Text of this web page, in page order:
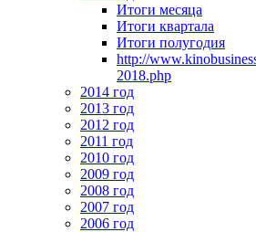
Итоги месяца
Итоги квартала
Итоги полугодия
http://
2018.php
2014 год
2013 год
2012 год
2011 год
2010 год
2009 год
2008 год
2007 год
2006 год